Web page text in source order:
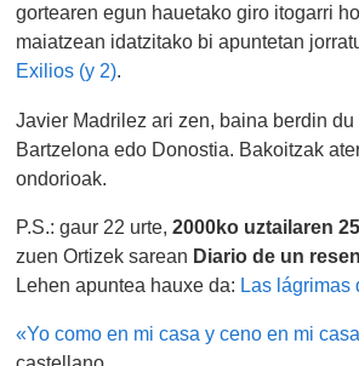
gortearen egun hauetako giro itogarri
maiatzean idatzitako bi apuntetan
Exilios (y 2).
Javier Madrilez ari zen, baina berdin du
Bartzelona edo Donostia. Bakoitzak
ondorioak.
P.S.: gaur 22 urte,2000ko uztailaren
zuen Ortizek sarean Diario de un
Lehen apuntea hauxe da: Las lágrimas
«Yo como en mi casa y ceno en mi